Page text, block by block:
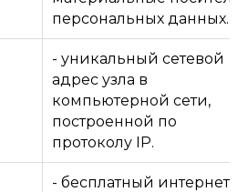
персональных данных.
- уникальный сетевой
адрес узла в
компьютерной сети,
построенной по
протоколу IP.
- бесплатный интернет-